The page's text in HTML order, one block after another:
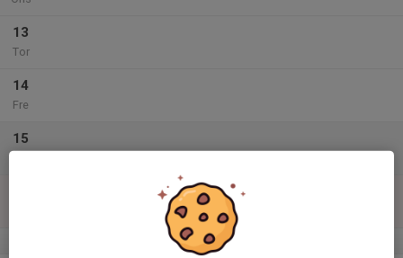
13
Tor
14
Fre
15
v.34